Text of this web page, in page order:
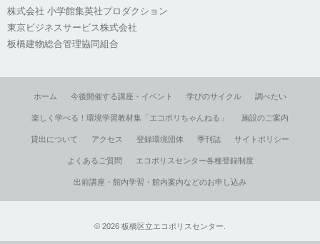
株式会社 小学館集英社プロダクション
東京ビジネスサービス株式会社
板橋建物総合管理協同組合
ホーム 今後開催する講座・イベント 学びのサイクル 調べたい
楽しく学べる！環境学習教材集「エコポリちゃんねる」 施設のご案内
貸出について アクセス 登録環境団体 季刊誌 サイトポリシー
よくあるご質問 エコポリスセンター各種登録制度
出前講座・館内学習・館内案内などのお申し込み
© 2026 板橋区立エコポリスセンター